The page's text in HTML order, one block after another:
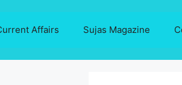
Affairs Sujas Magazine